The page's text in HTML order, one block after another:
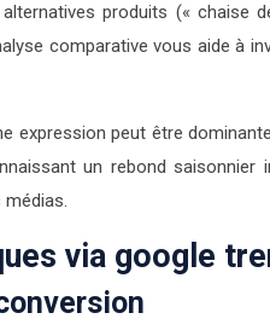
produits (« chaise
comparative vous aide à
peut être
un rebond saisonnier
via google